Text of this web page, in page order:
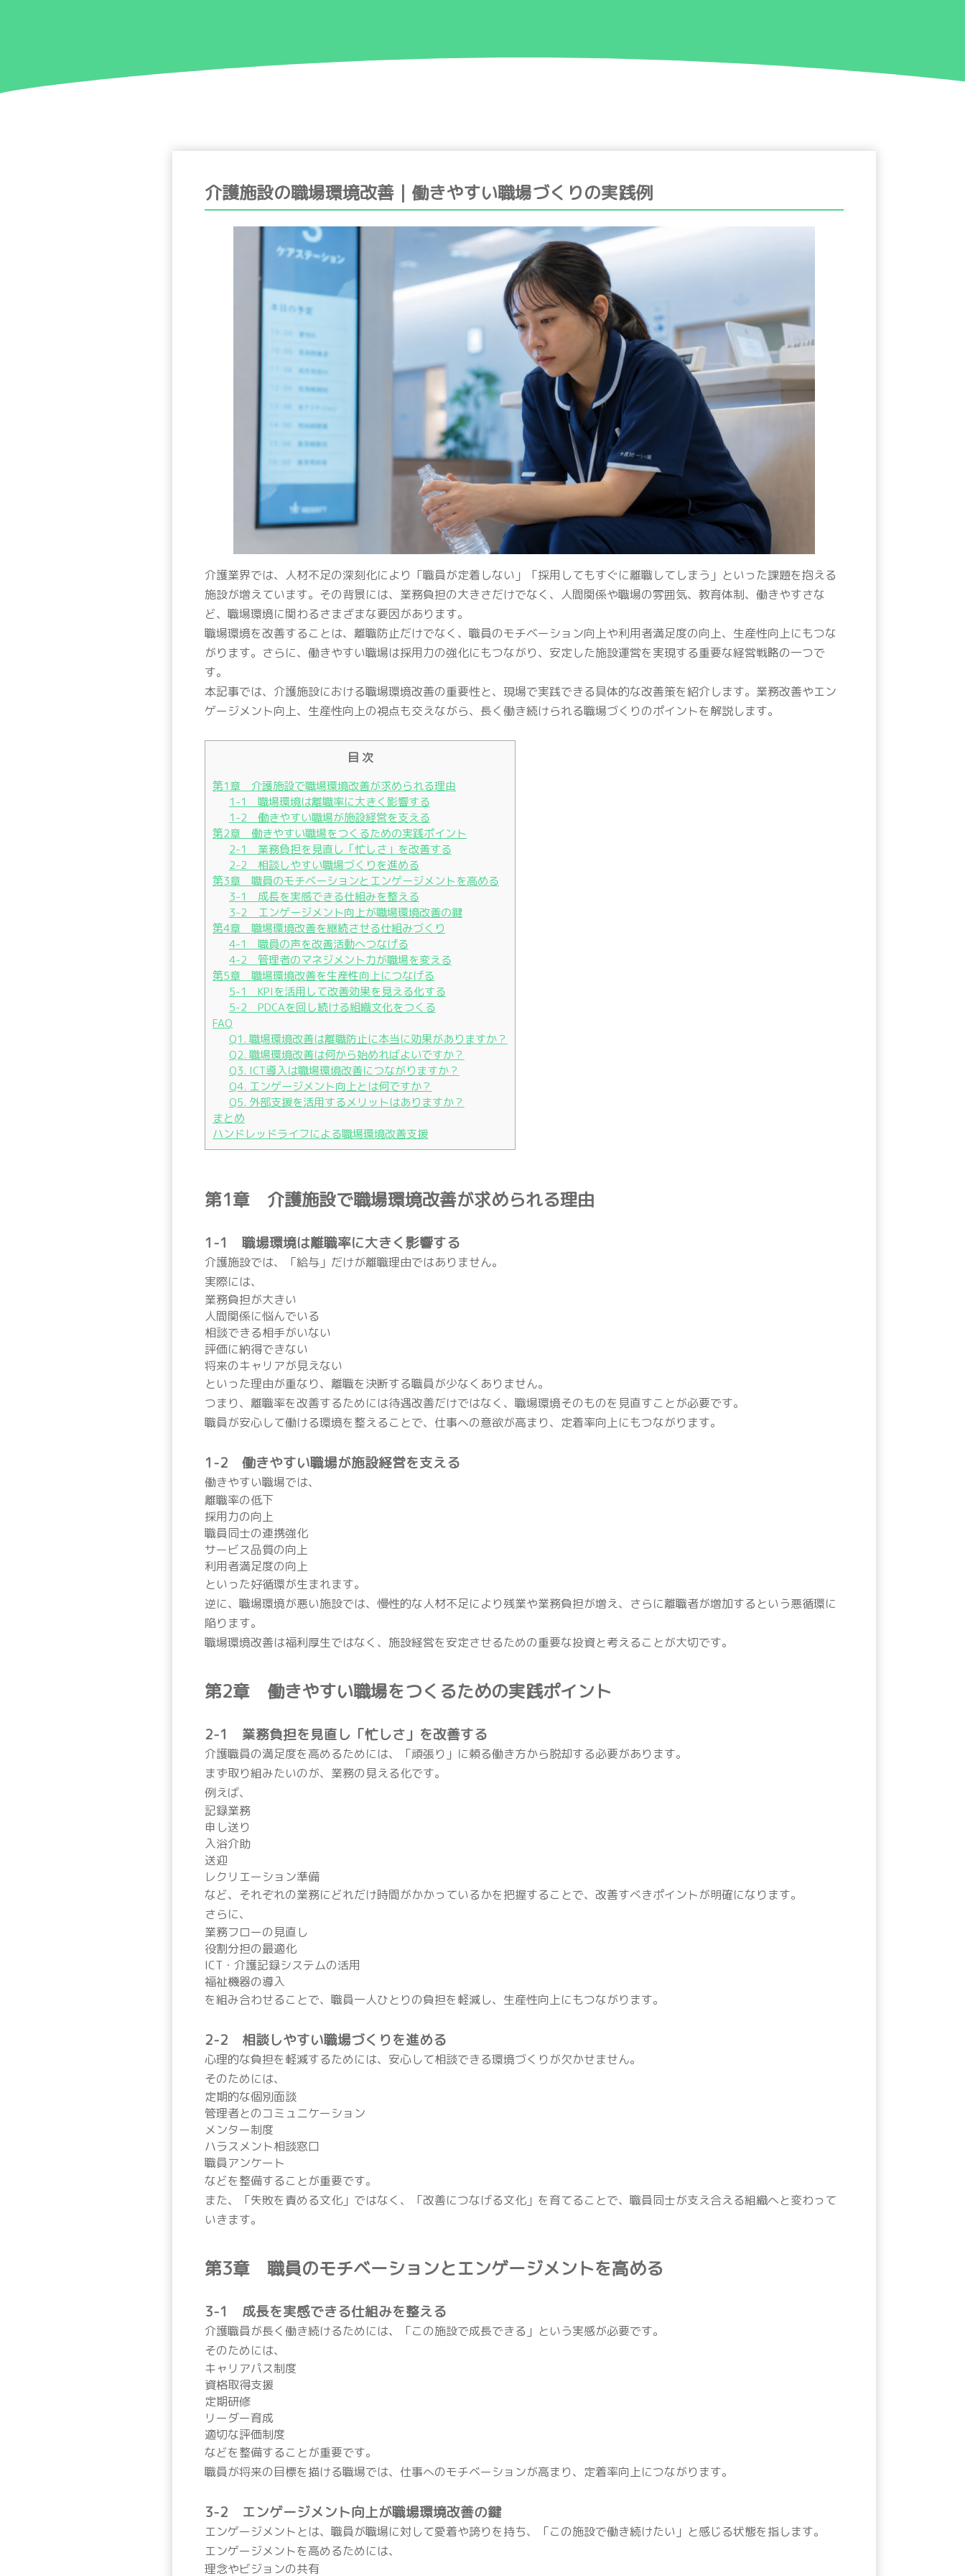
介護施設の職場環境改善｜働きやすい職場づくりの実践例
介護業界では、人材不足の深刻化により「職員が定着しない」「採用してもすぐに離職してしまう」といった課題を抱える
施設が増えています。その背景には、業務負担の大きさだけでなく、人間関係や職場の雰囲気、教育体制、働きやすさな
ど、職場環境に関わるさまざまな要因があります。
職場環境を改善することは、離職防止だけでなく、職員のモチベーション向上や利用者満足度の向上、生産性向上にもつな
がります。さらに、働きやすい職場は採用力の強化にもつながり、安定した施設運営を実現する重要な経営戦略の一つで
す。
本記事では、介護施設における職場環境改善の重要性と、現場で実践できる具体的な改善策を紹介します。業務改善やエン
ゲージメント向上、生産性向上の視点も交えながら、長く働き続けられる職場づくりのポイントを解説します。
目 次
第1章 介護施設で職場環境改善が求められる理由
1-1 職場環境は離職率に大きく影響する
1-2 働きやすい職場が施設経営を支える
第2章 働きやすい職場をつくるための実践ポイント
2-1 業務負担を見直し「忙しさ」を改善する
2-2 相談しやすい職場づくりを進める
第3章 職員のモチベーションとエンゲージメントを高める
3-1 成長を実感できる仕組みを整える
3-2 エンゲージメント向上が職場環境改善の鍵
第4章 職場環境改善を継続させる仕組みづくり
4-1 職員の声を改善活動へつなげる
4-2 管理者のマネジメント力が職場を変える
第5章 職場環境改善を生産性向上につなげる
5-1 KPIを活用して改善効果を見える化する
5-2 PDCAを回し続ける組織文化をつくる
FAQ
Q1. 職場環境改善は離職防止に本当に効果がありますか？
Q2. 職場環境改善は何から始めればよいですか？
Q3. ICT導入は職場環境改善につながりますか？
Q4. エンゲージメント向上とは何ですか？
Q5. 外部支援を活用するメリットはありますか？
まとめ
ハンドレッドライフによる職場環境改善支援
第1章 介護施設で職場環境改善が求められる理由
1-1 職場環境は離職率に大きく影響する
介護施設では、「給与」だけが離職理由ではありません。
実際には、
業務負担が大きい
人間関係に悩んでいる
相談できる相手がいない
評価に納得できない
将来のキャリアが見えない
といった理由が重なり、離職を決断する職員が少なくありません。
つまり、離職率を改善するためには待遇改善だけではなく、職場環境そのものを見直すことが必要です。
職員が安心して働ける環境を整えることで、仕事への意欲が高まり、定着率向上にもつながります。
1-2 働きやすい職場が施設経営を支える
働きやすい職場では、
離職率の低下
採用力の向上
職員同士の連携強化
サービス品質の向上
利用者満足度の向上
といった好循環が生まれます。
逆に、職場環境が悪い施設では、慢性的な人材不足により残業や業務負担が増え、さらに離職者が増加するという悪循環に
陥ります。
職場環境改善は福利厚生ではなく、施設経営を安定させるための重要な投資と考えることが大切です。
第2章 働きやすい職場をつくるための実践ポイント
2-1 業務負担を見直し「忙しさ」を改善する
介護職員の満足度を高めるためには、「頑張り」に頼る働き方から脱却する必要があります。
まず取り組みたいのが、業務の見える化です。
例えば、
記録業務
申し送り
入浴介助
送迎
レクリエーション準備
など、それぞれの業務にどれだけ時間がかかっているかを把握することで、改善すべきポイントが明確になります。
さらに、
業務フローの見直し
役割分担の最適化
ICT・介護記録システムの活用
福祉機器の導入
を組み合わせることで、職員一人ひとりの負担を軽減し、生産性向上にもつながります。
2-2 相談しやすい職場づくりを進める
心理的な負担を軽減するためには、安心して相談できる環境づくりが欠かせません。
そのためには、
定期的な個別面談
管理者とのコミュニケーション
メンター制度
ハラスメント相談窓口
職員アンケート
などを整備することが重要です。
また、「失敗を責める文化」ではなく、「改善につなげる文化」を育てることで、職員同士が支え合える組織へと変わって
いきます。
第3章 職員のモチベーションとエンゲージメントを高める
3-1 成長を実感できる仕組みを整える
介護職員が長く働き続けるためには、「この施設で成長できる」という実感が必要です。
そのためには、
キャリアパス制度
資格取得支援
定期研修
リーダー育成
適切な評価制度
などを整備することが重要です。
職員が将来の目標を描ける職場では、仕事へのモチベーションが高まり、定着率向上につながります。
3-2 エンゲージメント向上が職場環境改善の鍵
エンゲージメントとは、職員が職場に対して愛着や誇りを持ち、「この施設で働き続けたい」と感じる状態を指します。
エンゲージメントを高めるためには、
理念やビジョンの共有